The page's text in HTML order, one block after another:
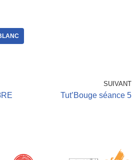
SUIVANT
Tut’Bouge séance 5